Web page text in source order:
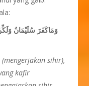
وَمَاكَفَرَ سُلَيْمَانُ
sihir),
kafir